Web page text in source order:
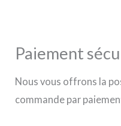
Paiement
Nous vous offrons la
commande par